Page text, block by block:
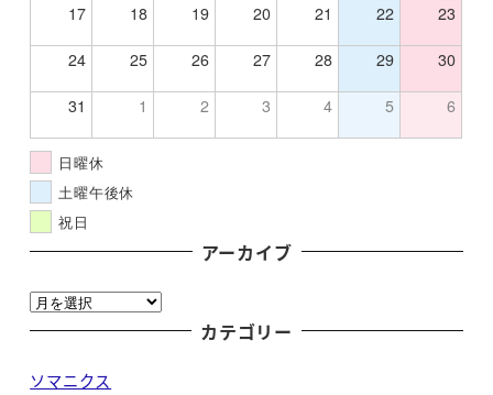
17 18 19 20 21 22 23
24 25 26 27 28 29 30
31 1 2 3 4 5 6
日曜休
土曜午後休
祝日
アーカイブ
ア
ー
イ
カテゴリー
ソマニクス